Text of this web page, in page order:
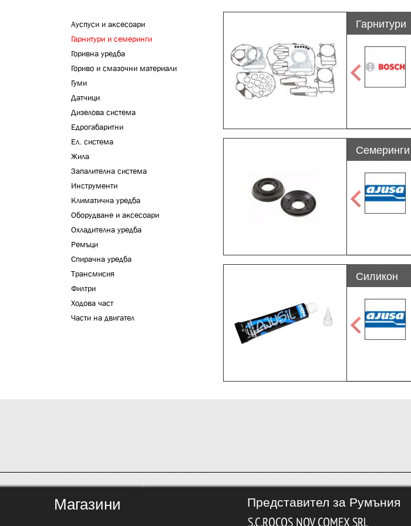
Ауспуси и аксесоари
Гарнитури и семеринги
Горивна уредба
Гориво и смазочни материали
Гуми
Датчици
Дизелова система
Едрогабаритни
Ел. система
Жила
Запалителна система
Инструменти
Климатична уредба
Оборудване и аксесоари
Охладителна уредба
Ремъци
Спирачна уредба
Трансмисия
Филтри
Ходова част
Части на двигател
Гарнитури
Семеринги
Силикон
Магазини Представител за Румъния